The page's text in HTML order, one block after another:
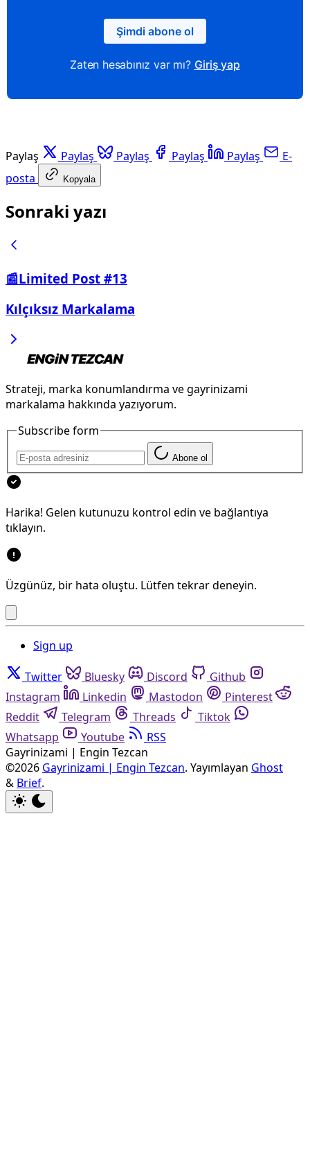
Şimdi abone ol
Zaten hesabınız var mı? Giriş yap
Paylaş Paylaş Paylaş Paylaş Paylaş
E-
posta
Kopyala
Sonraki yazı
📰Limited Post #13
Kılçıksız Markalama
Strateji, marka konumlandırma ve gayrinizami
markalama hakkında yazıyorum.
Subscribe form
Abone ol
Harika! Gelen kutunuzu kontrol edin ve bağlantıya
tıklayın.
Üzgünüz, bir hata oluştu. Lütfen tekrar deneyin.
Sign up
Twitter Bluesky Discord
Github
Instagram
Linkedin Mastodon
Pinterest
Reddit
Telegram Threads
Tiktok
Whatsapp
Youtube
RSS
Gayrinizami | Engin Tezcan
©2026 Gayrinizami | Engin Tezcan. Yayımlayan Ghost
& Brief.